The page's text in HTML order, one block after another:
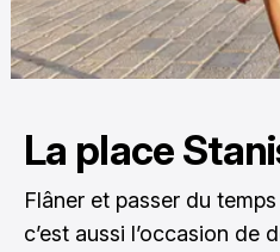
La place
Flâner et passer du
c’est aussi l’occasion de